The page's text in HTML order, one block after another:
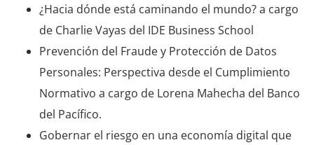
¿Hacia dónde está caminando el mundo? a cargo
de Charlie Vayas del IDE Business School
Prevención del Fraude y Protección de Datos
Personales: Perspectiva desde el Cumplimiento
Normativo a cargo de Lorena Mahecha del Banco
del Pacífico.
Gobernar el riesgo en una economía digital que